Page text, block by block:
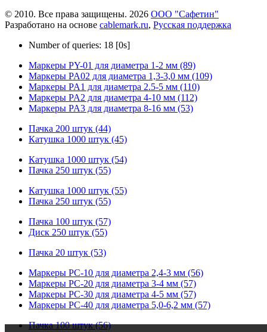
© 2010. Все права защищены. 2026 ООО "Сафетин"
Разработано на основе cablemark.ru, Русская поддержка
Number of queries: 18 [0s]
Маркеры PY-01 для диаметра 1-2 мм (89)
Маркеры PA02 для диаметра 1,3-3,0 мм (109)
Маркеры PA1 для диаметра 2.5-5 мм (110)
Маркеры PA2 для диаметра 4-10 мм (112)
Маркеры PA3 для диаметра 8-16 мм (53)
Пачка 200 штук (44)
Катушка 1000 штук (45)
Катушка 1000 штук (54)
Пачка 250 штук (55)
Катушка 1000 штук (55)
Пачка 250 штук (55)
Пачка 100 штук (57)
Диск 250 штук (55)
Пачка 20 штук (53)
Маркеры PC-10 для диаметра 2,4-3 мм (56)
Маркеры PC-20 для диаметра 3-4 мм (57)
Маркеры PC-30 для диаметра 4-5 мм (57)
Маркеры PC-40 для диаметра 5,0-6,2 мм (57)
Пачка 100 штук (56)